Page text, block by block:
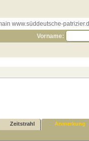
www.süddeutsche-
Vorname:
Zeitstrahl Anmerkung